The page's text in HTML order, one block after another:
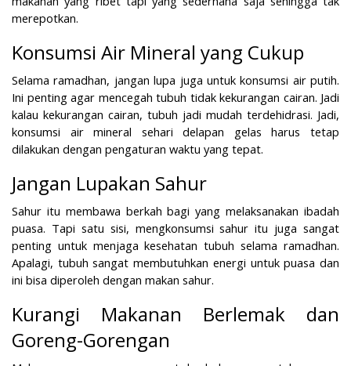
merepotkan.
Konsumsi Air Mineral yang Cukup
Selama ramadhan, jangan lupa juga untuk konsumsi air putih.
Ini penting agar mencegah tubuh tidak kekurangan cairan. Jadi
kalau kekurangan cairan, tubuh jadi mudah terdehidrasi. Jadi,
konsumsi air mineral sehari delapan gelas harus tetap
dilakukan dengan pengaturan waktu yang tepat.
Jangan Lupakan Sahur
Sahur itu membawa berkah bagi yang melaksanakan ibadah
puasa. Tapi satu sisi, mengkonsumsi sahur itu juga sangat
penting untuk menjaga kesehatan tubuh selama ramadhan.
Apalagi, tubuh sangat membutuhkan energi untuk puasa dan
ini bisa diperoleh dengan makan sahur.
Kurangi Makanan Berlemak dan
Goreng-Gorengan